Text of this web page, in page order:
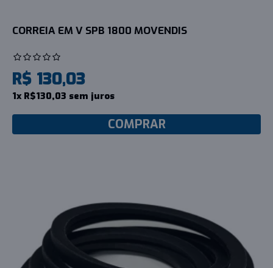
CORREIA EM V SPB 1800 MOVENDIS
R$ 130,03
1x R$130,03 sem juros
COMPRAR